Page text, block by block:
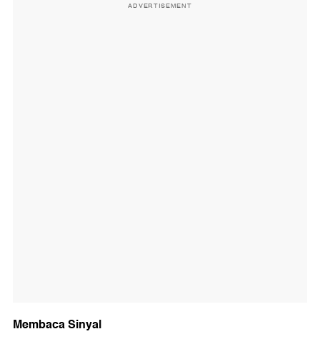
ADVERTISEMENT
Membaca Sinyal